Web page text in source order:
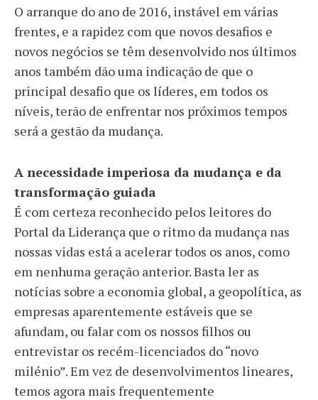
O arranque do ano de 2016, instável em várias
frentes, e a rapidez com que novos desafios e
novos negócios se têm desenvolvido nos últimos
anos também dão uma indicação de que o
principal desafio que os líderes, em todos os
níveis, terão de enfrentar nos próximos tempos
será a gestão da mudança.
A necessidade imperiosa da mudança e da
transformação guiada
É com certeza reconhecido pelos leitores do
Portal da Liderança que o ritmo da mudança nas
nossas vidas está a acelerar todos os anos, como
em nenhuma geração anterior. Basta ler as
notícias sobre a economia global, a geopolítica, as
empresas aparentemente estáveis que se
afundam, ou falar com os nossos filhos ou
entrevistar os recém-licenciados do “novo
milénio”. Em vez de desenvolvimentos lineares,
temos agora mais frequentemente